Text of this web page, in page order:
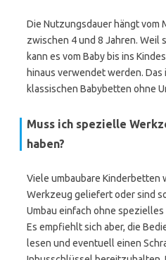
Die Nutzungsdauer hängt vom
zwischen 4 und 8 Jahren. Weil
kann es vom Baby bis ins
hinaus verwendet werden.
klassischen Babybetten ohne
Muss ich spezielle
haben?
Viele umbaubare Kinderbetten
Werkzeug geliefert oder sind
Umbau einfach ohne
Es empfiehlt sich aber, die
lesen und eventuell einen